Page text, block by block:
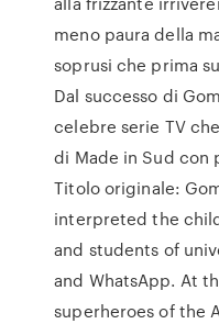
meno paura della
soprusi che prima
Dal successo di
celebre serie TV
di Made in Sud con
Titolo originale:
interpreted the
and students of
and WhatsApp. At
superheroes of the